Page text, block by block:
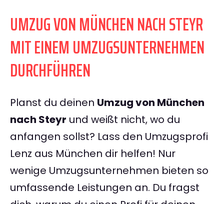
UMZUG VON MÜNCHEN NACH STEYR
MIT EINEM UMZUGSUNTERNEHMEN
DURCHFÜHREN
Planst du deinen Umzug von München
nach Steyr und weißt nicht, wo du
anfangen sollst? Lass den Umzugsprofi
Lenz aus München dir helfen! Nur
wenige Umzugsunternehmen bieten so
umfassende Leistungen an. Du fragst